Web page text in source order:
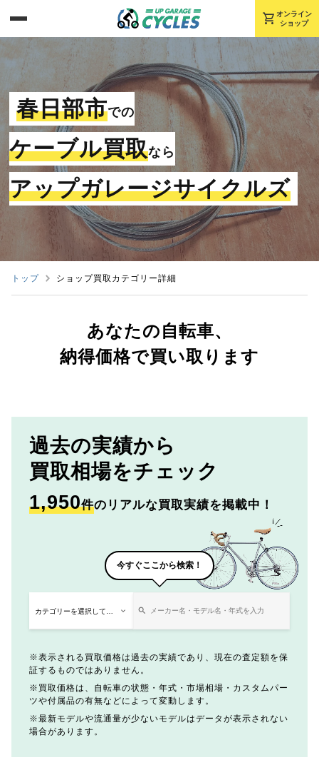
shopping_cart オンライン
ショップ
春日部市での
ケーブル買取なら
アップガレージサイクルズ
トップ ショップ買取カテゴリー詳細
あなたの自転車、
納得価格で買い取ります
過去の実績から
買取相場をチェック
1,950件のリアルな買取実績を掲載中！
今すぐここから検索！
表示される買取価格は過去の実績であり、現在の査定額を保
証するものではありません。
買取価格は、自転車の状態・年式・市場相場・カスタムパー
ツや付属品の有無などによって変動します。
最新モデルや流通量が少ないモデルはデータが表示されない
場合があります。